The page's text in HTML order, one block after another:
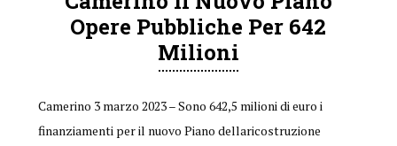
Opere Pubbliche Per 642
Milioni
Camerino 3 marzo 2023 – Sono 642,5 milioni di euro i
finanziamenti per il nuovo Piano dellaricostruzione